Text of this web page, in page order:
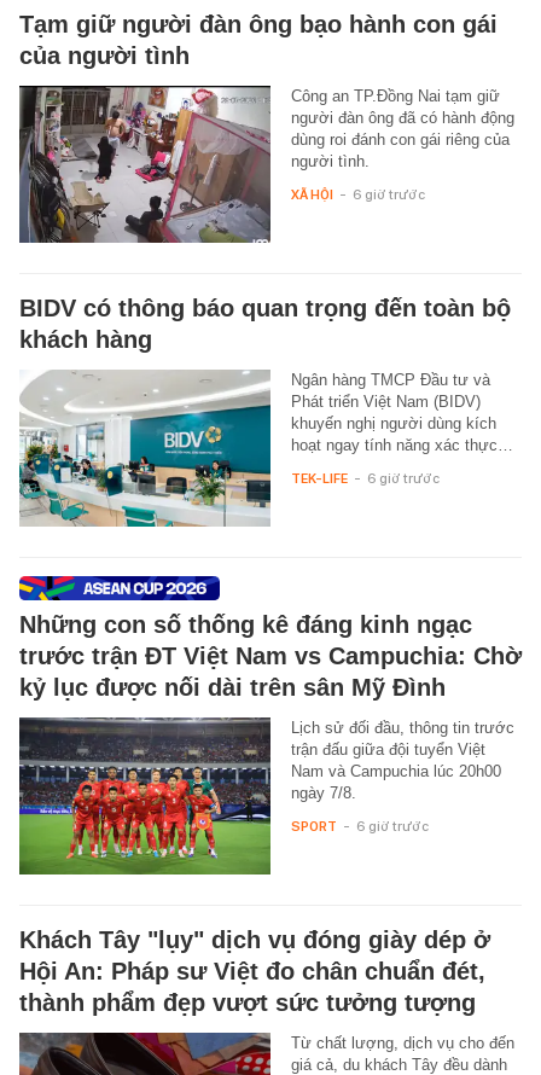
Tạm giữ người đàn ông bạo hành con gái
của người tình
Công an TP.Đồng Nai tạm giữ
người đàn ông đã có hành động
dùng roi đánh con gái riêng của
người tình.
XÃ HỘI - 6 giờ trước
BIDV có thông báo quan trọng đến toàn bộ
khách hàng
Ngân hàng TMCP Đầu tư và
Phát triển Việt Nam (BIDV)
khuyến nghị người dùng kích
hoạt ngay tính năng xác thực…
TEK-LIFE - 6 giờ trước
Những con số thống kê đáng kinh ngạc
trước trận ĐT Việt Nam vs Campuchia: Chờ
kỷ lục được nối dài trên sân Mỹ Đình
Lịch sử đối đầu, thông tin trước
trận đấu giữa đội tuyển Việt
Nam và Campuchia lúc 20h00
ngày 7/8.
SPORT - 6 giờ trước
Khách Tây "lụy" dịch vụ đóng giày dép ở
Hội An: Pháp sư Việt đo chân chuẩn đét,
thành phẩm đẹp vượt sức tưởng tượng
Từ chất lượng, dịch vụ cho đến
giá cả, du khách Tây đều dành